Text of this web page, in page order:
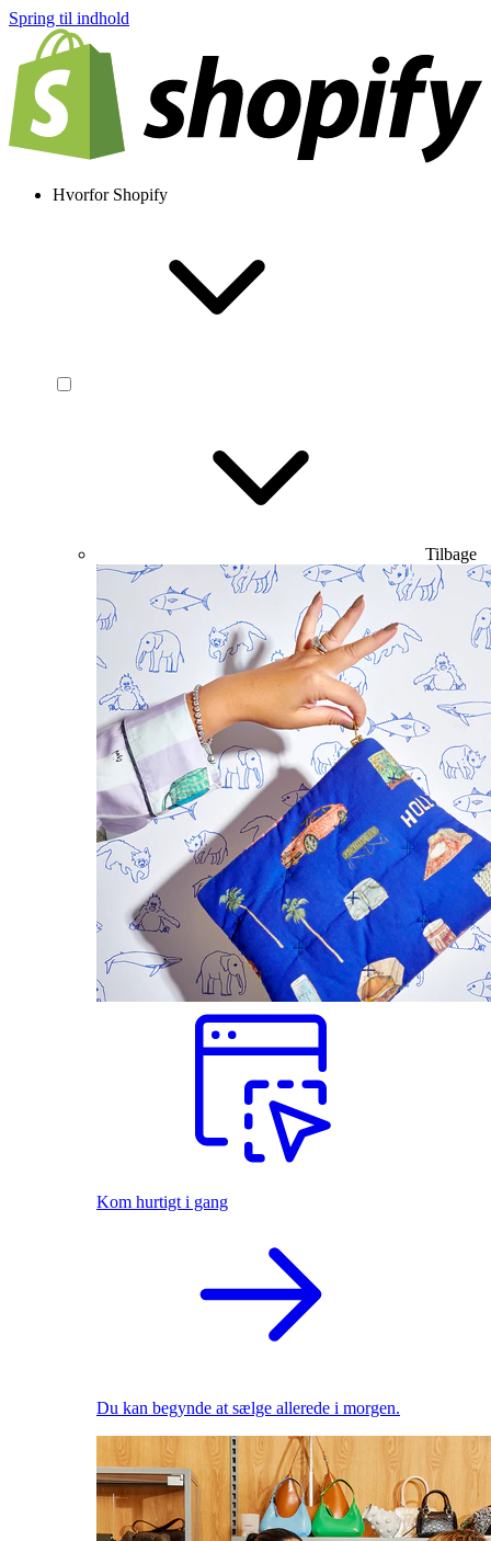
Spring til indhold
Hvorfor Shopify
Tilbage
Kom hurtigt i gang
Du kan begynde at sælge allerede i morgen.